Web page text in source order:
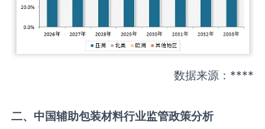
数据来源：****
二、中国辅助包装材料行业监管政策分析